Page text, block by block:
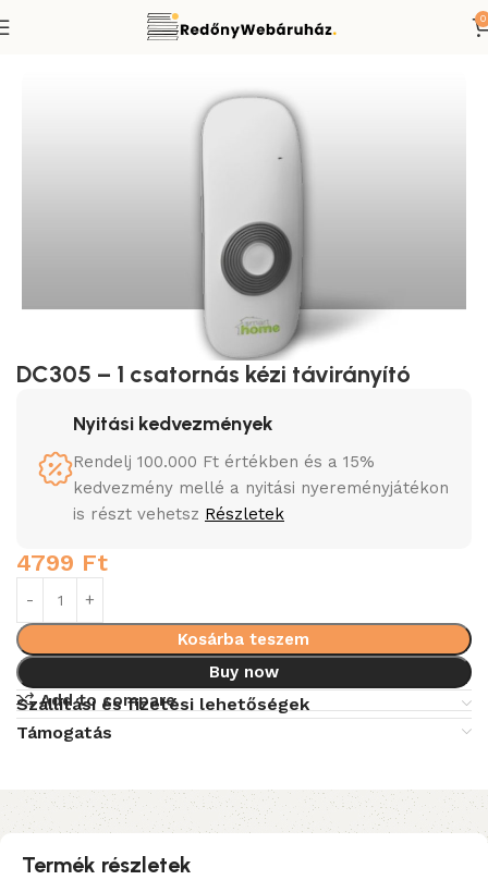
0
Redőnymotor távirányító Smart-Home típusú távirányítók
DC305 – 1 csatornás kézi távirányító
Nyitási kedvezmények
Rendelj 100.000 Ft értékben és a 15%
kedvezmény mellé a nyitási nyereményjátékon
is részt vehetsz Részletek
4799 Ft
Kosárba teszem
Buy now
Add to compare
Szállítási és fizetési lehetőségek
Támogatás
Termék részletek